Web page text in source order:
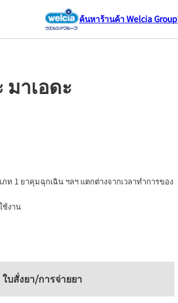
ค้นหาร้านค้า Welcia Group
มาเอดะ
1 ยาคุมฉุกเฉิน ฯลฯ แตกต่างจากเวลาทำการของ
ช้งาน
ใบสั่งยา/การจ่ายยา